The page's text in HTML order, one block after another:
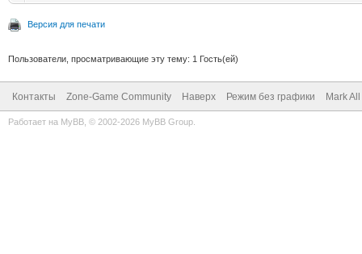
Версия для печати
Пользователи, просматривающие эту тему: 1 Гость(ей)
Контакты Zone-Game Community Наверх Режим без графики Mark
Работает на MyBB , © 2002-2026 MyBB Group